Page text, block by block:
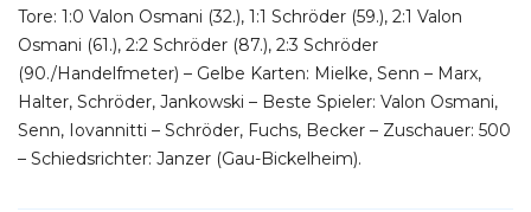
Tore: 1:0 Valon Osmani (32.), 1:1 Schröder (59.), 2:1 Valon
Osmani (61.), 2:2 Schröder (87.), 2:3 Schröder
(90./Handelfmeter) – Gelbe Karten: Mielke, Senn – Marx,
Halter, Schröder, Jankowski – Beste Spieler: Valon Osmani,
Senn, Iovannitti – Schröder, Fuchs, Becker – Zuschauer: 500
– Schiedsrichter: Janzer (Gau-Bickelheim).